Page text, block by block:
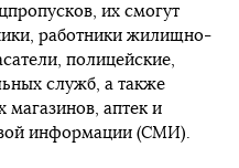
их смогут
работники жилищно-
полицейские,
служб, а также
магазинов, аптек и
информации (СМИ).